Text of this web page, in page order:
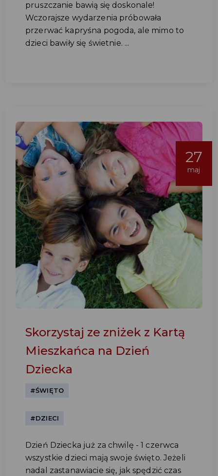
pruszczanie bawią się doskonale!
Wczorajsze wydarzenia próbowała
przerwać kapryśna pogoda, ale mimo to
dzieci bawiły się świetnie. ...
27
maj
Skorzystaj ze zniżek z Kartą
Mieszkańca na Dzień
Dziecka
#ŚWIĘTO
#DZIECI
Dzień Dziecka już za chwilę - 1 czerwca
wszystkie dzieci mają swoje święto. Jeżeli
nadal zastanawiacie się, jak spędzić czas